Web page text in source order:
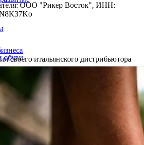
обуви
ООО "Рикер Восток", ИНН:
своего итальянского дистрибьютора